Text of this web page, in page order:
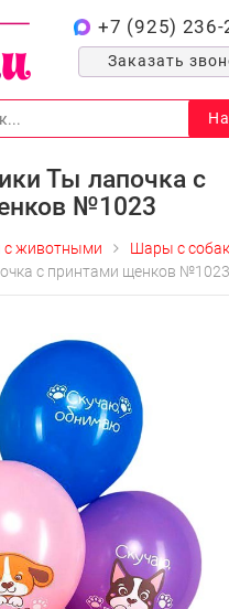
+7 (925) 236-
Заказать
Ты лапочка с
№1023
животными
Шары с
с принтами щенков №1023